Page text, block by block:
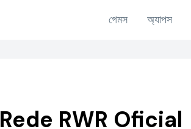
গেমস অ্যাপস
Rede RWR Oficial